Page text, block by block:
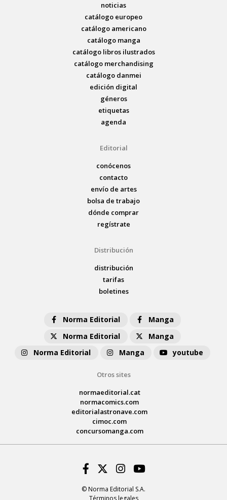
noticias
catálogo europeo
catálogo americano
catálogo manga
catálogo libros ilustrados
catálogo merchandising
catálogo danmei
edición digital
géneros
etiquetas
agenda
Editorial
conócenos
contacto
envío de artes
bolsa de trabajo
dónde comprar
regístrate
Distribución
distribución
tarifas
boletines
Norma Editorial
Manga
Norma Editorial
Manga
Norma Editorial
Manga youtube
Otros sites
normaeditorial.cat
normacomics.com
editorialastronave.com
cimoc.com
concursomanga.com
© Norma Editorial S.A.
Facebook
Twitter
Instagram
Youtube